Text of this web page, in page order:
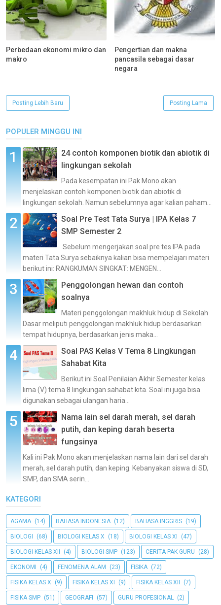
Perbedaan ekonomi mikro dan
makro
Pengertian dan makna
pancasila sebagai dasar
negara
Posting Lebih Baru Posting Lama
POPULER MINGGU INI
24 contoh komponen biotik dan abiotik di
lingkungan sekolah
Pada kesempatan ini Pak Mono akan
menjelaskan contoh komponen biotik dan abiotik di
lingkungan sekolah. Namun sebelumnya agar kalian paham...
Soal Pre Test Tata Surya | IPA Kelas 7
SMP Semester 2
Sebelum mengerjakan soal pre tes IPA pada
materi Tata Surya sebaiknya kalian bisa mempelajari materi
berikut ini: RANGKUMAN SINGKAT: MENGEN...
Penggolongan hewan dan contoh
soalnya
Materi penggolongan makhluk hidup di Sekolah
Dasar meliputi penggolongan makhluk hidup berdasarkan
tempat hidupnya, berdasarkan jenis maka...
Soal PAS Kelas V Tema 8 Lingkungan
Sahabat Kita
Berikut ini Soal Penilaian Akhir Semester kelas
lima (V) tema 8 lingkungan sahabat kita. Soal ini juga bisa
digunakan sebagai ulangan haria...
Nama lain sel darah merah, sel darah
putih, dan keping darah beserta
fungsinya
Kali ini Pak Mono akan menjelaskan nama lain dari sel darah
merah, sel darah putih, dan keping. Kebanyakan siswa di SD,
SMP, dan SMA serin...
KATEGORI
AGAMA (14) BAHASA INDONESIA (12) BAHASA INGGRIS (19)
BIOLOGI (68) BIOLOGI KELAS X (18) BIOLOGI KELAS XI (47)
BIOLOGI KELAS XII (4) BIOLOGI SMP (123) CERITA PAK GURU (28)
EKONOMI (4) FENOMENA ALAM (23) FISIKA (72)
FISIKA KELAS X (9) FISIKA KELAS XI (9) FISIKA KELAS XII (7)
FISIKA SMP (51) GEOGRAFI (57) GURU PROFESIONAL (2)